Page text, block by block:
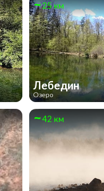
25 км
Лебедин
Озеро
42 км